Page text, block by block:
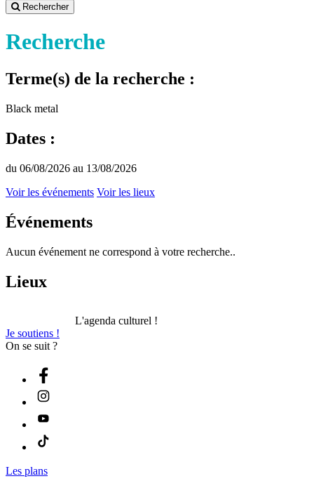
Rechercher
Recherche
Terme(s) de la recherche :
Black metal
Dates :
du 06/08/2026 au 13/08/2026
Voir les événements Voir les lieux
Événements
Aucun événement ne correspond à votre recherche..
Lieux
L'agenda culturel !
Je soutiens !
On se suit ?
Les plans